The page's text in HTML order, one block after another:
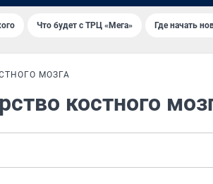
Что будет с ТРЦ «Мега» Где начать
МОЗГА
костного